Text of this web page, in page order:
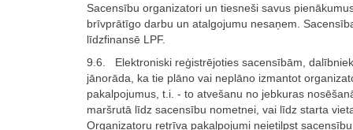
Sacensību organizatori un tiesneši savus
brīvprātīgo darbu un atalgojumu nesaņem.
līdzfinansē LPF.
9.6. Elektroniski reģistrējoties sacensībām,
jānorāda, ka tie plāno vai neplāno izmantot
pakalpojumus, t.i. - to atvešanu no jebkuras
maršrutā līdz sacensību nometnei, vai līdz starta
Organizatoru retrīva pakalpojumi neietilpst